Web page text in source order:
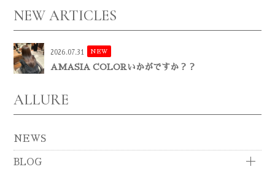
NEW ARTICLES
2026.07.31 NEW
AMASIA COLORいかがですか？？
ALLURE
NEWS
BLOG